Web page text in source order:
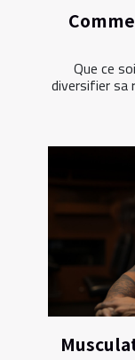
Que ce
diversifier sa